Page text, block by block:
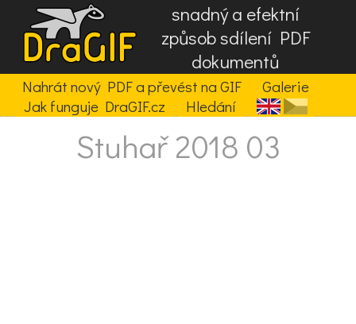
snadný a efektní
způsob sdílení PDF
dokumentů
Nahrát nový PDF a převést na GIF
Galerie
Jak funguje DraGIF.cz
Hledání
Stuhař 2018 03